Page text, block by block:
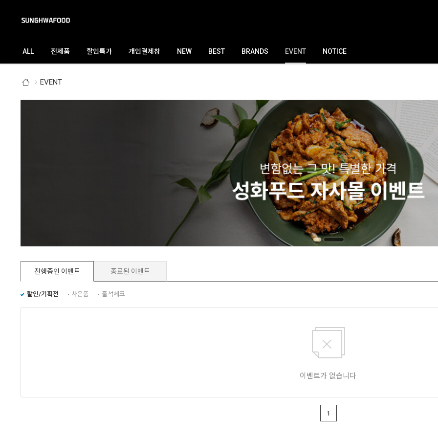
검색
ALL 전제품 할인특가 개인결제창 NEW BEST BRANDS EVENT NOTICE
EVENT
진행중인 이벤트 종료된 이벤트
할인/기획전 사은품 출석체크
이벤트가 없습니다.
1